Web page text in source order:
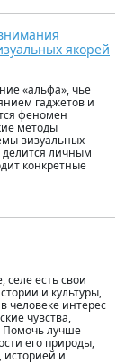
якорей
«альфа», чье
гаджетов и
феномен
методы
визуальных
делится личным
конкретные
селе есть свои
и культуры,
человеке интерес
чувства,
Помочь лучше
его природы,
историей и